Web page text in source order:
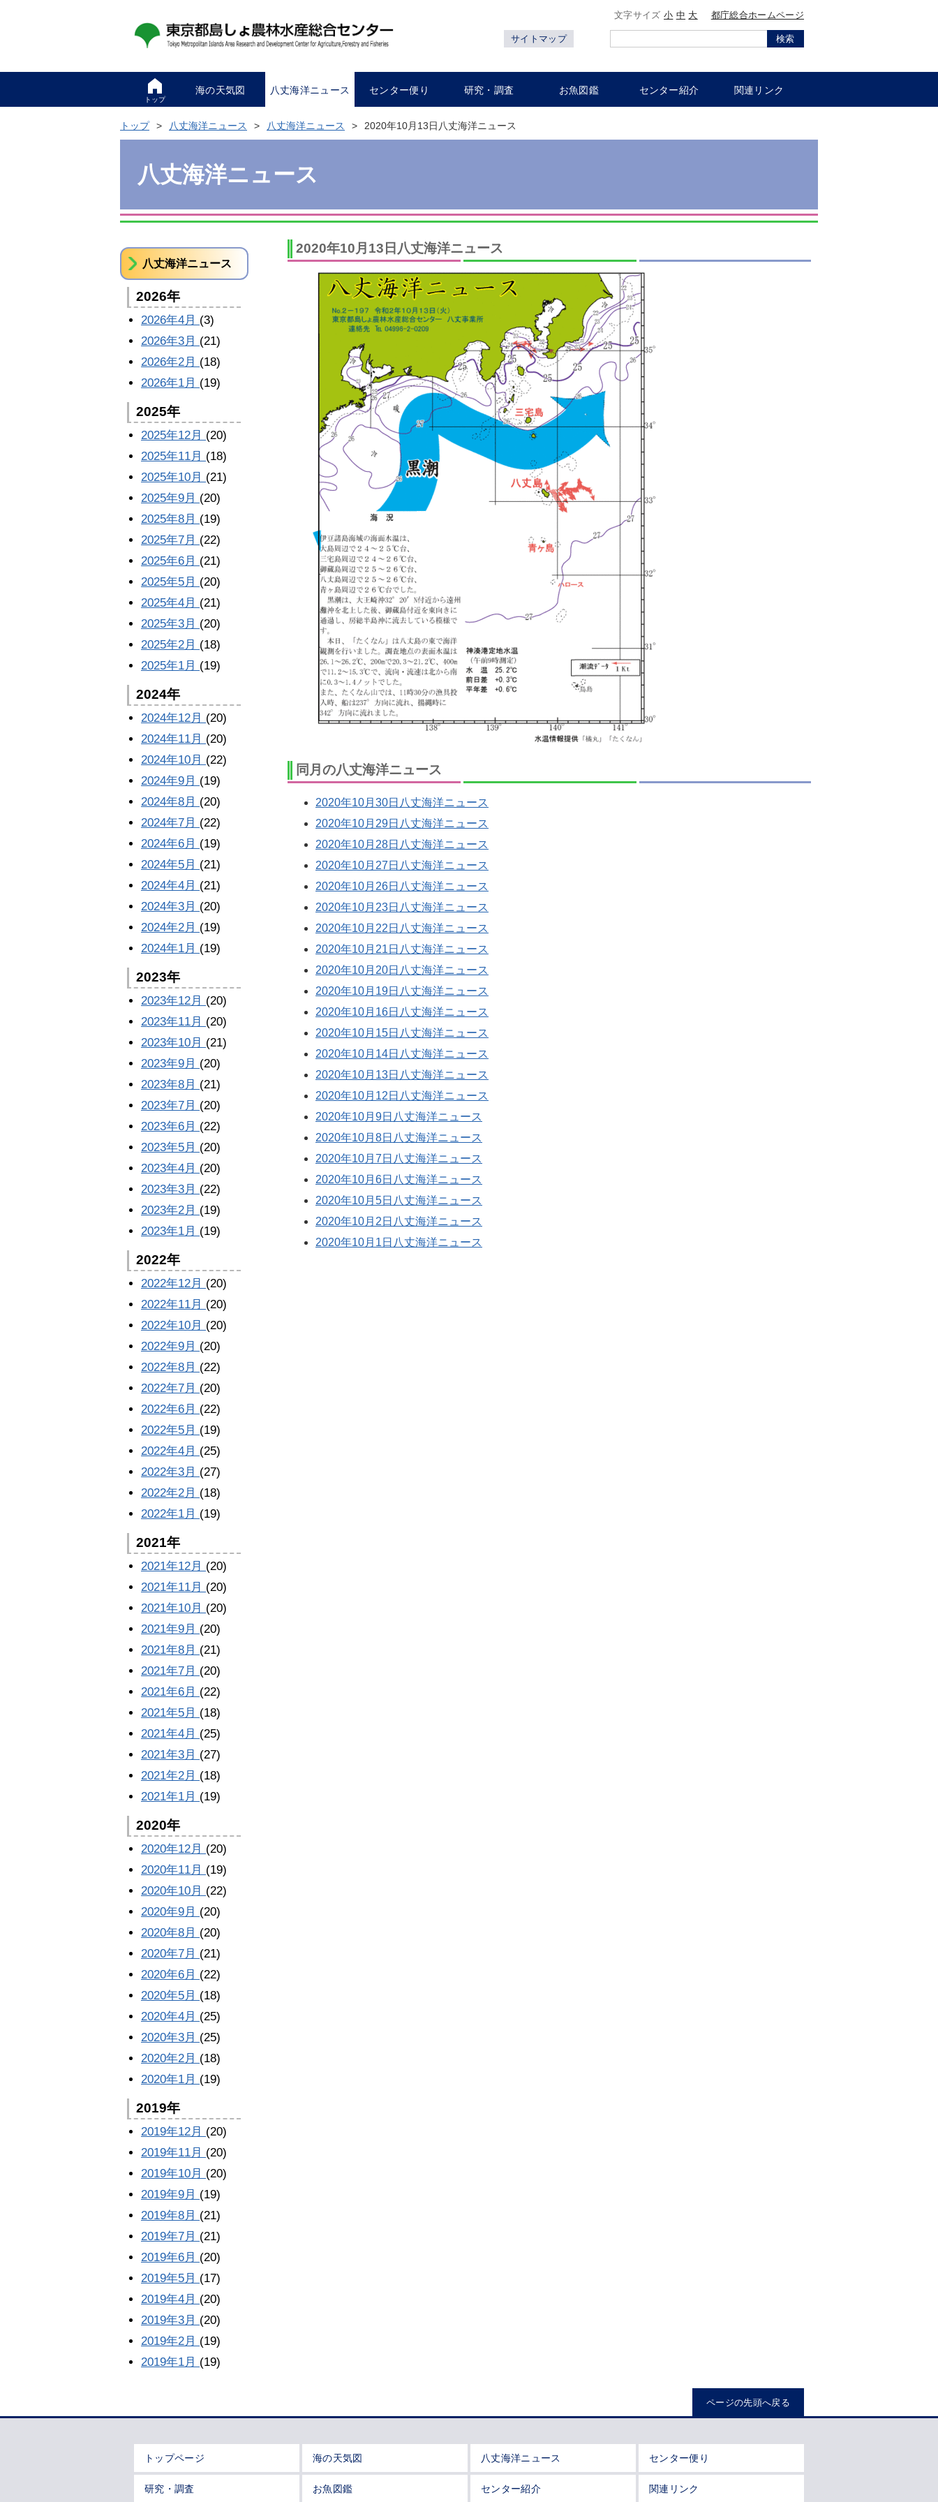
文字サイズ小 中 大 都庁総合ホームページ
サイトマップ 検索
トップ
海の天気図 八丈海洋ニュース センター便り 研究・調査 お魚図鑑 センター紹介 関連リンク
トップ 八丈海洋ニュース 八丈海洋ニュース 2020年10月13日八丈海洋ニュース
八丈海洋ニュース
2020年10月13日八丈海洋ニュース
同月の八丈海洋ニュース
2020年10月30日八丈海洋ニュース
2020年10月29日八丈海洋ニュース
2020年10月28日八丈海洋ニュース
2020年10月27日八丈海洋ニュース
2020年10月26日八丈海洋ニュース
2020年10月23日八丈海洋ニュース
2020年10月22日八丈海洋ニュース
2020年10月21日八丈海洋ニュース
2020年10月20日八丈海洋ニュース
2020年10月19日八丈海洋ニュース
2020年10月16日八丈海洋ニュース
2020年10月15日八丈海洋ニュース
2020年10月14日八丈海洋ニュース
2020年10月13日八丈海洋ニュース
2020年10月12日八丈海洋ニュース
2020年10月9日八丈海洋ニュース
2020年10月8日八丈海洋ニュース
2020年10月7日八丈海洋ニュース
2020年10月6日八丈海洋ニュース
2020年10月5日八丈海洋ニュース
2020年10月2日八丈海洋ニュース
2020年10月1日八丈海洋ニュース
八丈海洋ニュース
2026年
2026年4月 (3)
2026年3月 (21)
2026年2月 (18)
2026年1月 (19)
2025年
2025年12月 (20)
2025年11月 (18)
2025年10月 (21)
2025年9月 (20)
2025年8月 (19)
2025年7月 (22)
2025年6月 (21)
2025年5月 (20)
2025年4月 (21)
2025年3月 (20)
2025年2月 (18)
2025年1月 (19)
2024年
2024年12月 (20)
2024年11月 (20)
2024年10月 (22)
2024年9月 (19)
2024年8月 (20)
2024年7月 (22)
2024年6月 (19)
2024年5月 (21)
2024年4月 (21)
2024年3月 (20)
2024年2月 (19)
2024年1月 (19)
2023年
2023年12月 (20)
2023年11月 (20)
2023年10月 (21)
2023年9月 (20)
2023年8月 (21)
2023年7月 (20)
2023年6月 (22)
2023年5月 (20)
2023年4月 (20)
2023年3月 (22)
2023年2月 (19)
2023年1月 (19)
2022年
2022年12月 (20)
2022年11月 (20)
2022年10月 (20)
2022年9月 (20)
2022年8月 (22)
2022年7月 (20)
2022年6月 (22)
2022年5月 (19)
2022年4月 (25)
2022年3月 (27)
2022年2月 (18)
2022年1月 (19)
2021年
2021年12月 (20)
2021年11月 (20)
2021年10月 (20)
2021年9月 (20)
2021年8月 (21)
2021年7月 (20)
2021年6月 (22)
2021年5月 (18)
2021年4月 (25)
2021年3月 (27)
2021年2月 (18)
2021年1月 (19)
2020年
2020年12月 (20)
2020年11月 (19)
2020年10月 (22)
2020年9月 (20)
2020年8月 (20)
2020年7月 (21)
2020年6月 (22)
2020年5月 (18)
2020年4月 (25)
2020年3月 (25)
2020年2月 (18)
2020年1月 (19)
2019年
2019年12月 (20)
2019年11月 (20)
2019年10月 (20)
2019年9月 (19)
2019年8月 (21)
2019年7月 (21)
2019年6月 (20)
2019年5月 (17)
2019年4月 (20)
2019年3月 (20)
2019年2月 (19)
2019年1月 (19)
ページの先頭へ戻る
トップページ 海の天気図 八丈海洋ニュース センター便り
研究・調査 お魚図鑑 センター紹介 関連リンク